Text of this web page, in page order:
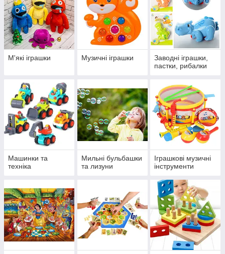
М'які іграшки Музичні іграшки
Заводні іграшки,
пастки, рибалки
Машинки та
техніка
Мильні бульбашки
та лизуни
Іграшкові музичні
інструменти